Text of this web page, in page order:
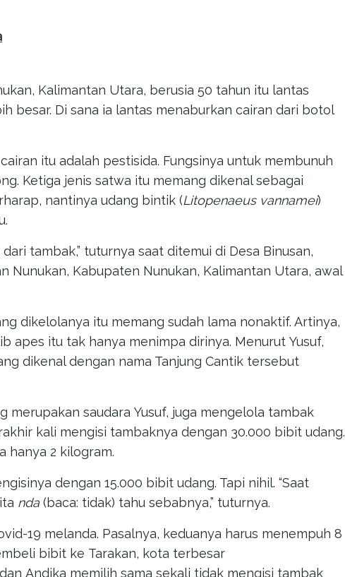
Kalimantan Utara, berusia 50 tahun itu lantas
besar. Di sana ia lantas menaburkan cairan dari botol
itu adalah pestisida. Fungsinya untuk membunuh
Ketiga jenis satwa itu memang dikenal sebagai
nantinya udang bintik (Litopenaeus vannamei)
tambak,” tuturnya saat ditemui di Desa Binusan,
Nunukan, Kabupaten Nunukan, Kalimantan Utara, awal
dikelolanya itu memang sudah lama nonaktif. Artinya,
apes itu tak hanya menimpa dirinya. Menurut Yusuf,
dikenal dengan nama Tanjung Cantik tersebut
merupakan saudara Yusuf, juga mengelola tambak
kali mengisi tambaknya dengan 30.000 bibit udang.
hanya 2 kilogram.
dengan 15.000 bibit udang. Tapi nihil. “Saat
nda (baca: tidak) tahu sebabnya,” tuturnya.
19 melanda. Pasalnya, keduanya harus menempuh 8
bibit ke Tarakan, kota terbesar
Andika memilih sama sekali tidak mengisi tambak